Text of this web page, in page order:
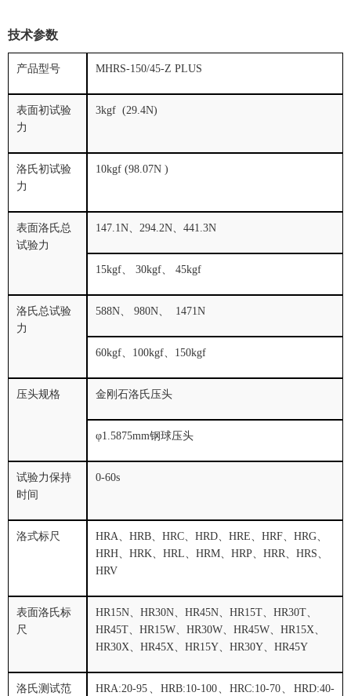
技术参数
产品型号 MHRS-150/45-Z PLUS
表面初试验
力
3kgf (29.4N)
洛氏初试验
力
10kgf (98.07N )
表面洛氏总
试验力
147.1N、294.2N、441.3N
15kgf、 30kgf、 45kgf
洛氏总试验
力
588N、 980N、 1471N
60kgf、100kgf、150kgf
压头规格 金刚石洛氏压头
φ1.5875mm钢球压头
试验力保持
时间
0-60s
洛式标尺
HRA、HRB、HRC、HRD、HRE、HRF、HRG、
HRH、HRK、HRL、HRM、HRP、HRR、HRS、
HRV
表面洛氏标
尺
HR15N、HR30N、HR45N、HR15T、HR30T、
HR45T、HR15W、HR30W、HR45W、HR15X、
HR30X、HR45X、HR15Y、HR30Y、HR45Y
洛氏测试范
HRA:20-95 、HRB:10-100、HRC:10-70、HRD:40-